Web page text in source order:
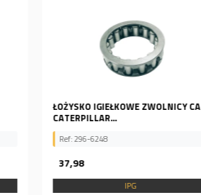
ŁOŻYSKO IGIEŁKOWE ZWOLNICY CAT
CATERPILLAR...
Ref: 296-6248
37,98